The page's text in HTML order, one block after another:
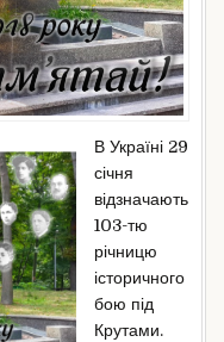
В Україні 29
січня
відзначають
103-тю
річницю
історичного
бою під
Крутами.